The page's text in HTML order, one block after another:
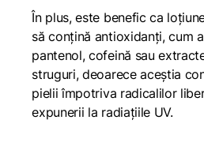
În plus, este benefic ca
să conțină antioxidanți, cum
pantenol, cofeină sau
struguri, deoarece aceștia
pielii împotriva radicalilor
expunerii la radiațiile UV.